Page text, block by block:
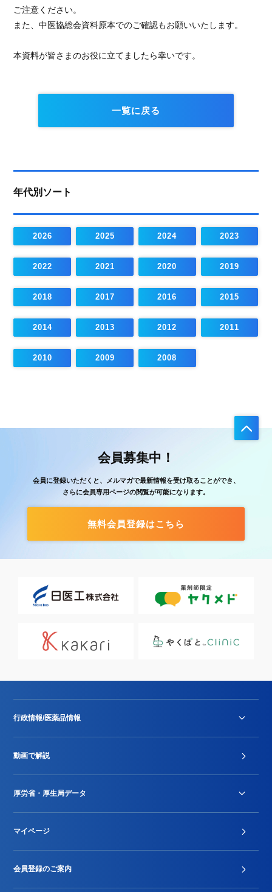
ご注意ください。
また、中医協総会資料原本でのご確認もお願いいたします。
本資料が皆さまのお役に立てましたら幸いです。
一覧に戻る
年代別ソート
2026 2025 2024 2023
2022 2021 2020 2019
2018 2017 2016 2015
2014 2013 2012 2011
2010 2009 2008
会員募集中！
会員に登録いただくと、メルマガで最新情報を受け取ることができ、
さらに会員専用ページの閲覧が可能になります。
無料会員登録はこちら
行政情報/医薬品情報
Stu-GEレポート
動画で解説
厚労省・厚生局データ
2024年度新設項目届出状況
マイページ
会員登録のご案内